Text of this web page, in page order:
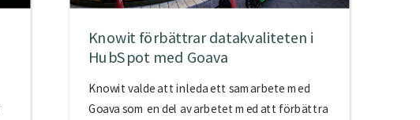
Knowit förbättrar datakvaliteten i
HubSpot med Goava
Knowit valde att inleda ett samarbete med
Goava som en del av arbetet med att förbättra